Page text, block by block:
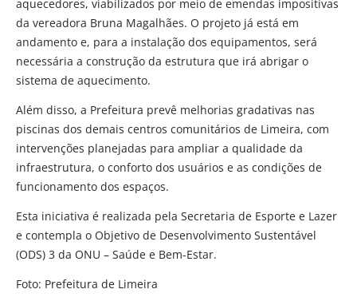
aquecedores, viabilizados por meio de emendas impositivas
da vereadora Bruna Magalhães. O projeto já está em
andamento e, para a instalação dos equipamentos, será
necessária a construção da estrutura que irá abrigar o
sistema de aquecimento.
Além disso, a Prefeitura prevê melhorias gradativas nas
piscinas dos demais centros comunitários de Limeira, com
intervenções planejadas para ampliar a qualidade da
infraestrutura, o conforto dos usuários e as condições de
funcionamento dos espaços.
Esta iniciativa é realizada pela Secretaria de Esporte e Lazer
e contempla o Objetivo de Desenvolvimento Sustentável
(ODS) 3 da ONU – Saúde e Bem-Estar.
Foto: Prefeitura de Limeira